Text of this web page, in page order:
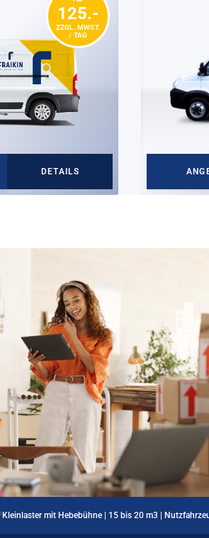
125.-
ZZGL. MWST.
/ TAG
DETAILS
Kleinlaster mit Hebebühne | 15 bis 20 m3 |